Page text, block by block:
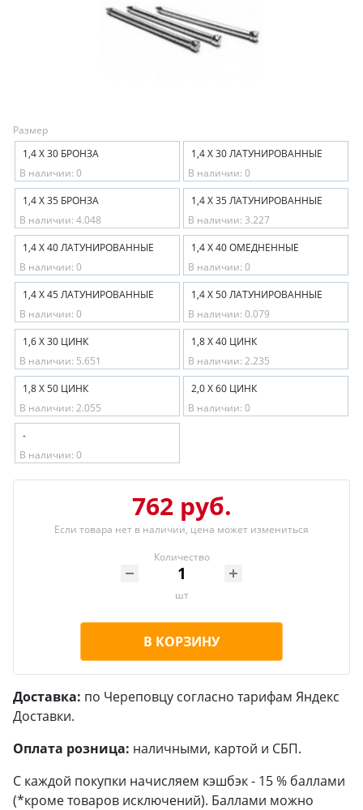
Размер
1,4 Х 30 БРОНЗА
В наличии: 0
1,4 Х 30 ЛАТУНИРОВАННЫЕ
В наличии: 0
1,4 Х 35 БРОНЗА
В наличии: 4.048
1,4 Х 35 ЛАТУНИРОВАННЫЕ
В наличии: 3.227
1,4 Х 40 ЛАТУНИРОВАННЫЕ
В наличии: 0
1,4 Х 40 ОМЕДНЕННЫЕ
В наличии: 0
1,4 Х 45 ЛАТУНИРОВАННЫЕ
В наличии: 0
1,4 Х 50 ЛАТУНИРОВАННЫЕ
В наличии: 0.079
1,6 Х 30 ЦИНК
В наличии: 5.651
1,8 Х 40 ЦИНК
В наличии: 2.235
1,8 Х 50 ЦИНК
В наличии: 2.055
2,0 Х 60 ЦИНК
В наличии: 0
-
В наличии: 0
762 руб.
Если товара нет в наличии, цена может измениться
Количество
шт
В КОРЗИНУ
Доставка: по Череповцу согласно тарифам Яндекс
Доставки.
Оплата розница: наличными, картой и СБП.
С каждой покупки начисляем кэшбэк - 15 % баллами
(*кроме товаров исключений). Баллами можно